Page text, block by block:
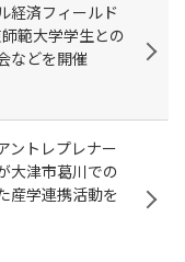
経済フィールド
範大学学生との
などを開催
ントレプレナー
大津市葛川での
産学連携活動を